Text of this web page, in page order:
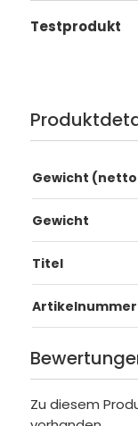
Testprodukt
Gewicht (netto
Gewicht
Titel
Artikelnummer
Zu diesem